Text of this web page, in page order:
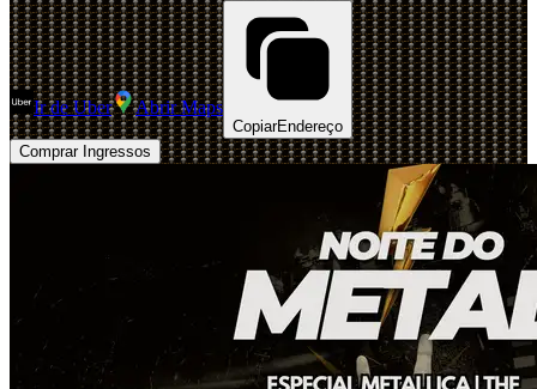
Ir de Uber Abrir Maps
CopiarEndereço
Comprar Ingressos